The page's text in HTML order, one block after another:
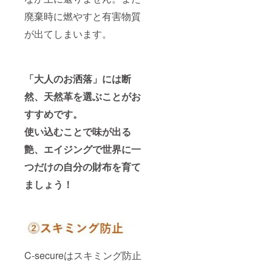
廃棄時に燃やすと有害物質
が出てしまいます。
「大人のお洒落」には断
然、天然革を選ぶことがお
すすめです。
使い込むことで味が出る
艶、エイジングで世界に一
つだけの自分の財布を育て
ましょう！
C-secureはスキミング防止